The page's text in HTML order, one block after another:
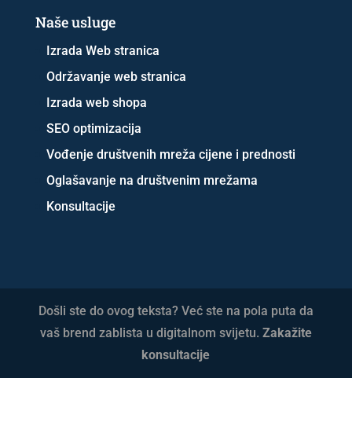
Naše usluge
Izrada Web stranica
Održavanje web stranica
Izrada web shopa
SEO optimizacija
Vođenje društvenih mreža cijene i prednosti
Oglašavanje na društvenim mrežama
Konsultacije
Došli ste do ovog teksta? Već ste na pola puta da
vaš brend zablista u digitalnom svijetu. Zakažite
konsultacije